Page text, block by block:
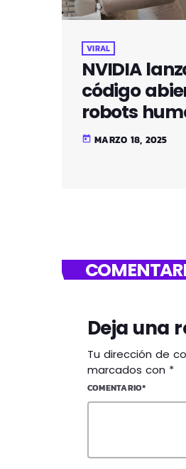
VIRAL
NVIDIA
código
robots
today MARZO 18, 2025
Deja una
Tu dirección de
marcados con *
COMENTARIO*